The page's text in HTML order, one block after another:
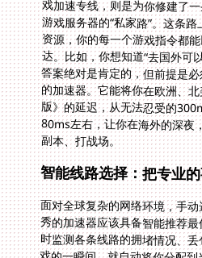
副本、打战场。
智能线路选择：把专业
面对全球复杂的网络环境，手
秀的加速器应该具备智能推荐
时监测各条线路的拥堵情况、
戏的一瞬间，就自动将你分配
上。你不需要成为网络工程师
《永劫无间》国服，还是从澳
欧尼亚，系统都为你做好了最